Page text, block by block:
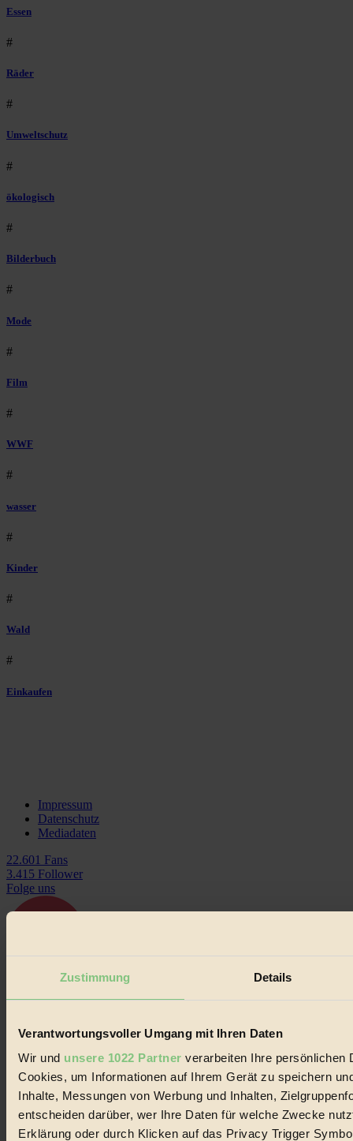
Zustimmung Details
Verantwortungsvoller Umgang mit Ihren Daten
Wir und unsere 1022 Partner verarbeiten Ihre persönlichen
Cookies, um Informationen auf Ihrem Gerät zu speichern
Inhalte, Messungen von Werbung und Inhalten,
entscheiden darüber, wer Ihre Daten für welche Zwecke
Erklärung oder durch Klicken auf das Privacy Trigger
Essen
#
Räder
#
Umweltschutz
#
ökologisch
#
Bilderbuch
#
Mode
#
Film
#
WWF
#
wasser
#
Kinder
#
Wald
#
Einkaufen
Impressum
Datenschutz
Mediadaten
22.601 Fans
3.415 Follower
Folge uns
Bleibe auf dem Laufenden und verpasse keine
Neuigkeiten von BIORAMA.
Das BIORAMA Magazin auf Facebook.
Ökofundi-Adventskalender
Jeden Tag ein neues Gewinnspiel.